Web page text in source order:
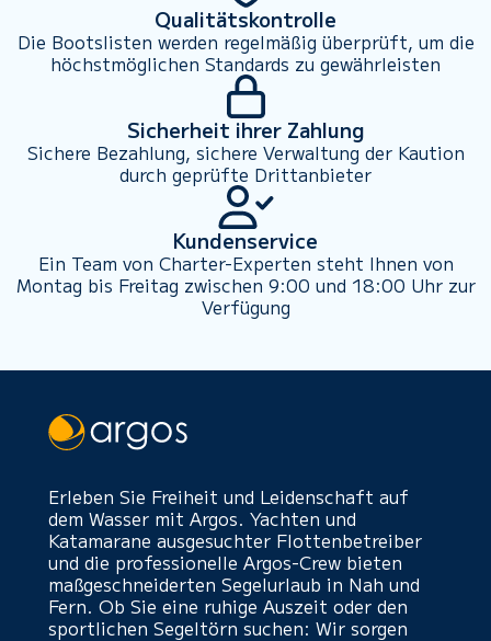
Qualitätskontrolle
Die Bootslisten werden regelmäßig überprüft, um die
höchstmöglichen Standards zu gewährleisten
Sicherheit ihrer Zahlung
Sichere Bezahlung, sichere Verwaltung der Kaution
durch geprüfte Drittanbieter
Kundenservice
Ein Team von Charter-Experten steht Ihnen von
Montag bis Freitag zwischen 9:00 und 18:00 Uhr zur
Verfügung
Erleben Sie Freiheit und Leidenschaft auf
dem Wasser mit Argos. Yachten und
Katamarane ausgesuchter Flottenbetreiber
und die professionelle Argos-Crew bieten
maßgeschneiderten Segelurlaub in Nah und
Fern. Ob Sie eine ruhige Auszeit oder den
sportlichen Segeltörn suchen: Wir sorgen